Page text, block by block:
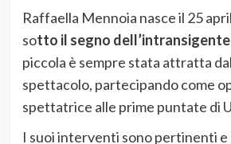
Raffaella Mennoia nasce il 25
sotto il segno
piccola è sempre stata attratta
spettacolo, partecipando come
spettatrice alle prime puntate di
I suoi interventi sono pertinenti